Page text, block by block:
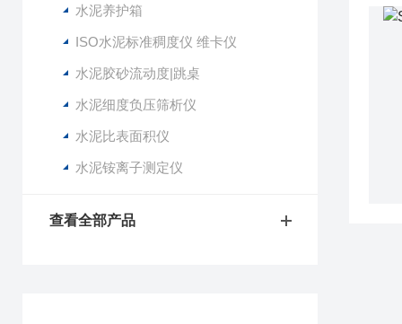
水泥养护箱
ISO水泥标准稠度仪 维卡仪
水泥胶砂流动度|跳桌
水泥细度负压筛析仪
水泥比表面积仪
水泥铵离子测定仪
查看全部产品